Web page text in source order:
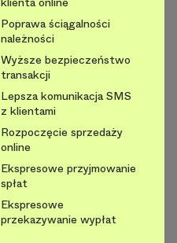
Poprawa ściągalności
należności
Wyższe bezpieczeństwo
transakcji
Lepsza komunikacja SMS
z klientami
Rozpoczęcie sprzedaży
online
Ekspresowe przyjmowanie
spłat
Ekspresowe
przekazywanie wypłat